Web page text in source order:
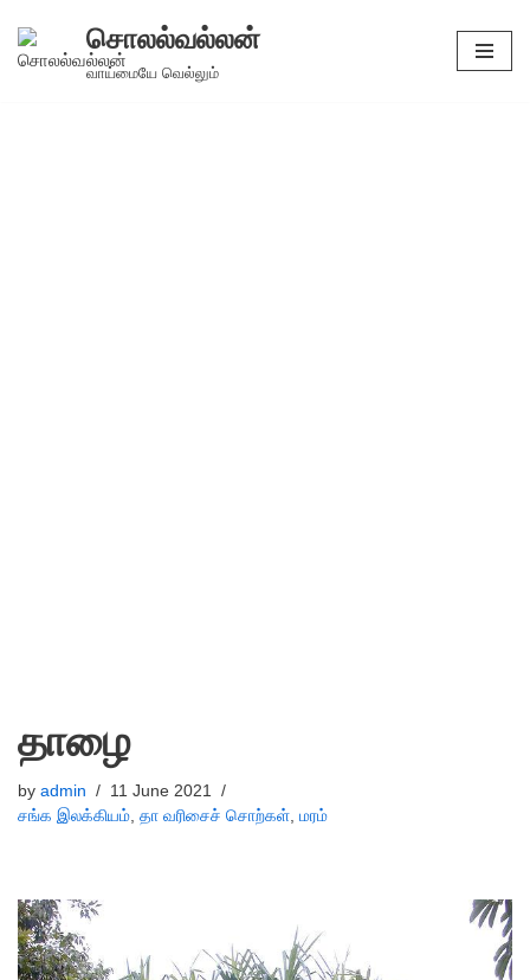
Skip
சொலல்வல்லன்
வாய்மையே வெல்லும்
தாழை
by admin
11 June 2021
சங்க இலக்கியம், தா வரிசைச் சொற்கள், மரம்